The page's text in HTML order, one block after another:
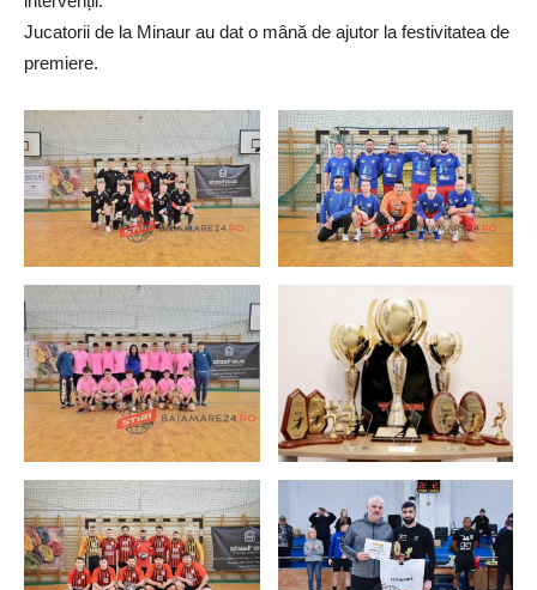
Jucatorii de la Minaur au dat o mână de ajutor la festivitatea de
premiere.